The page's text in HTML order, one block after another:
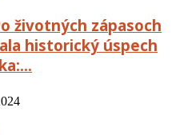
životných zápasoch
historický úspech